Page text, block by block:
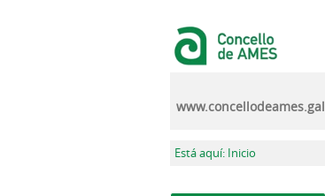
www.concellodeames.gal
Vostede está aquí
Está aquí: Inicio